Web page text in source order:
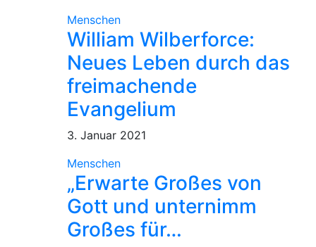
Menschen
William Wilberforce:
Neues Leben durch das
freimachende
Evangelium
3. Januar 2021
Menschen
„Erwarte Großes von
Gott und unternimm
Großes für…